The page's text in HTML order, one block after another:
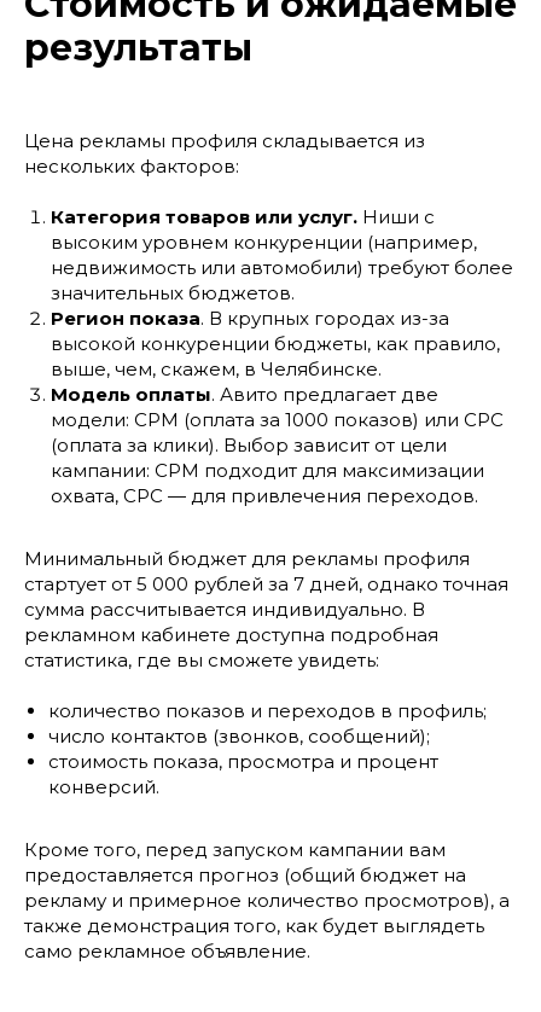
результаты
Цена рекламы профиля складывается из
нескольких факторов:
Категория товаров или услуг. Ниши с
высоким уровнем конкуренции (например,
недвижимость или автомобили) требуют более
значительных бюджетов.
Регион показа. В крупных городах из-за
высокой конкуренции бюджеты, как правило,
выше, чем, скажем, в Челябинске.
Модель оплаты. Авито предлагает две
модели: CPM (оплата за 1000 показов) или CPC
(оплата за клики). Выбор зависит от цели
кампании: CPM подходит для максимизации
охвата, CPC — для привлечения переходов.
Минимальный бюджет для рекламы профиля
стартует от 5 000 рублей за 7 дней, однако точная
сумма рассчитывается индивидуально. В
рекламном кабинете доступна подробная
статистика, где вы сможете увидеть:
количество показов и переходов в профиль;
число контактов (звонков, сообщений);
стоимость показа, просмотра и процент
конверсий.
Кроме того, перед запуском кампании вам
предоставляется прогноз (общий бюджет на
рекламу и примерное количество просмотров), а
также демонстрация того, как будет выглядеть
само рекламное объявление.